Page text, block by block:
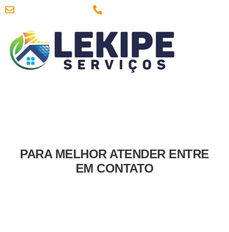
PARA MELHOR ATENDER ENTRE
EM CONTATO